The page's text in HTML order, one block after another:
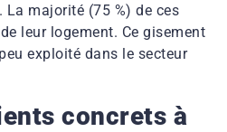
. La majorité (75 %) de ces
leur logement. Ce gisement
exploité dans le secteur
concrets à